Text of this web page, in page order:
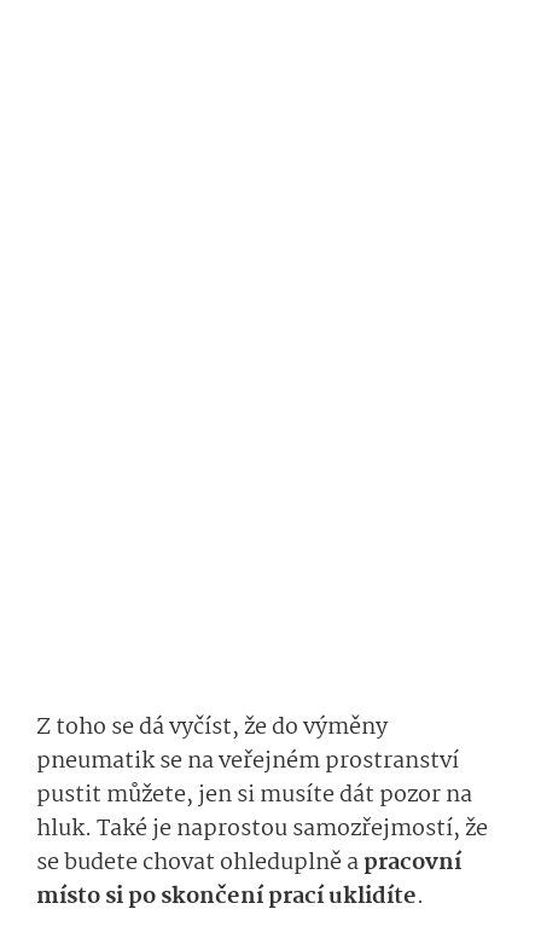
Z toho se dá vyčíst, že do výměny
pneumatik se na veřejném prostranství
pustit můžete, jen si musíte dát pozor na
hluk. Také je naprostou samozřejmostí, že
se budete chovat ohleduplně apracovní
místo si po skončení prací uklidíte.